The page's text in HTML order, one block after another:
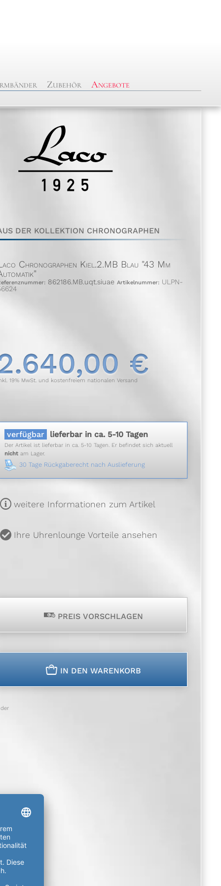
Zubehör Angebote
DER KOLLEKTION CHRONOGRAPHEN
Chronographen Kiel.2.MB Blau "43 Mm
862186.MB.uqt.siuae Artikelnummer:ULPN-
€
19% MwSt. und kostenfreiem nationalen Versand
verfügbar lieferbar in ca. 5-10 Tagen
Der Artikel ist lieferbar in ca. 5-10 Tagen. Er befindet sich aktuell
nichtam Lager.
30 Tage Rückgaberecht nach Auslieferung
weitere Informationen zum Artikel
Ihre Uhrenlounge Vorteile ansehen
p PREIS VORSCHLAGEN
n IN DEN WARENKORB